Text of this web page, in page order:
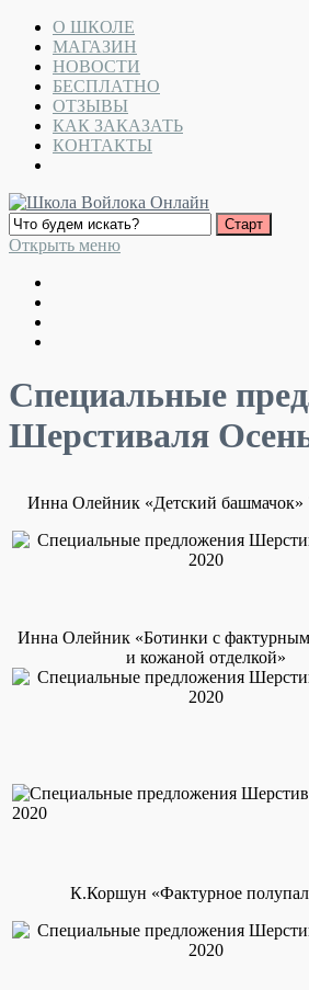
О ШКОЛЕ
МАГАЗИН
НОВОСТИ
БЕСПЛАТНО
ОТЗЫВЫ
КАК ЗАКАЗАТЬ
КОНТАКТЫ
Открыть меню
Специальные
Шерстиваля
Инна Олейник «Детский башмачок»
Инна Олейник «Ботинки с
и кожаной отделкой»
К.Коршун «Фактурное